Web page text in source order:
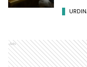
Ads